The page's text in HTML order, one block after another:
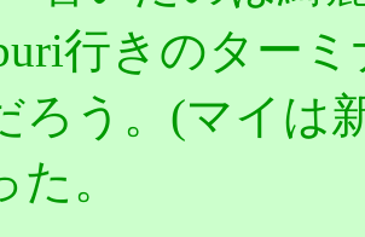
行きのター
ろう。(マイは
。